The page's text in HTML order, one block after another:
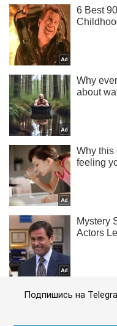
Подпишись на